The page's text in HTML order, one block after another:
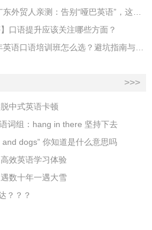
必克英语效果怎么样？2026广东外贸人亲测：告别“哑巴英语”，这才是成年人最高效的自救指南！
口语提升应该关注哪些方面？
实测厦门机构后讲讲：2026年英语口语培训班怎么选？避坑指南与高效学习新范式
>>>
中式英语卡顿
词组：hang in there 坚持下去
and dogs” 你知道是什么意思吗
效英语学习体验
数十年一遇大雪
？？？